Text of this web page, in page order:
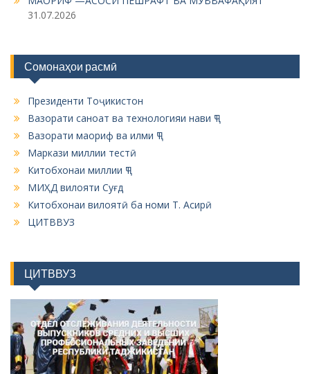
31.07.2026
Сомонаҳои расмӣ
Президенти Тоҷикистон
Вазорати саноат ва технологияи нави ҶТ
Вазорати маориф ва илми ҶТ
Маркази миллии тестӣ
Китобхонаи миллии ҶТ
МИҲД вилояти Суғд
Китобхонаи вилоятӣ ба номи Т. Асирӣ
ЦИТВВУЗ
ЦИТВВУЗ